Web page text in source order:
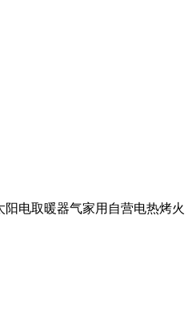
阳电取暖器气家用自营电热烤火